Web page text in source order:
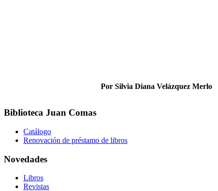
Por Silvia Diana Velázquez Merlo
Biblioteca Juan Comas
Catálogo
Renovación de préstamo de libros
Novedades
Libros
Revistas